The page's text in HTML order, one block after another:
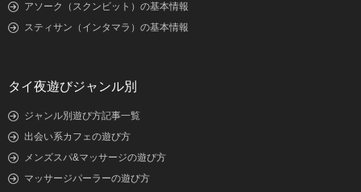
アソーク（スクンビット）の基本情報
スティサン（インタマラ）の基本情報
タイ夜遊びジャンル別
ジャンル別遊び方記事一覧
出会い系カフェの遊び方
メンズスパ&マッサージの遊び方
マッサージパーラーの遊び方